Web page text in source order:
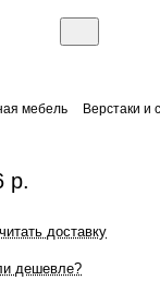
мебель Верстаки и
р.
доставку
дешевле?